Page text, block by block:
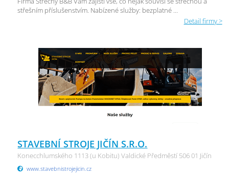
střešním příslušenstvím. Nabízené služby: bezplatné ...
Detail firmy >
STAVEBNÍ STROJE JIČÍN S.R.O.
Konecchlumského 1113 (u Kobitu) Valdické Předměstí 506 01 Jičín
www.stavebnistrojejicin.cz